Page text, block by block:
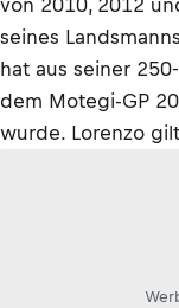
seines
hat aus seiner
dem Motegi-GP
wurde. Lorenzo